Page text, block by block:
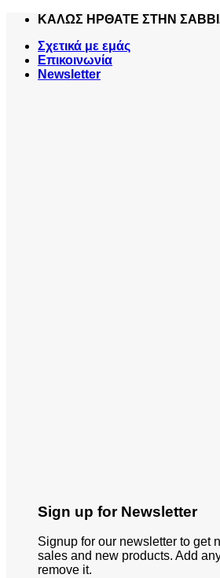
Skip
content
ΚΑΛΩΣ ΗΡΘΑΤΕ ΣΤΗΝ
Σχετικά με εμάς
Επικοινωνία
Newsletter
Sign up for Newsletter
Signup for our newsletter to get
sales and new products. Add
remove it.